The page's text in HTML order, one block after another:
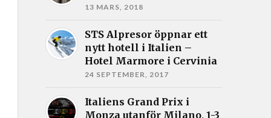
13 MARS, 2018
STS Alpresor öppnar ett
nytt hotell i Italien –
Hotel Marmore i Cervinia
24 SEPTEMBER, 2017
Italiens Grand Prix i
Monza utanför Milano, 1-3